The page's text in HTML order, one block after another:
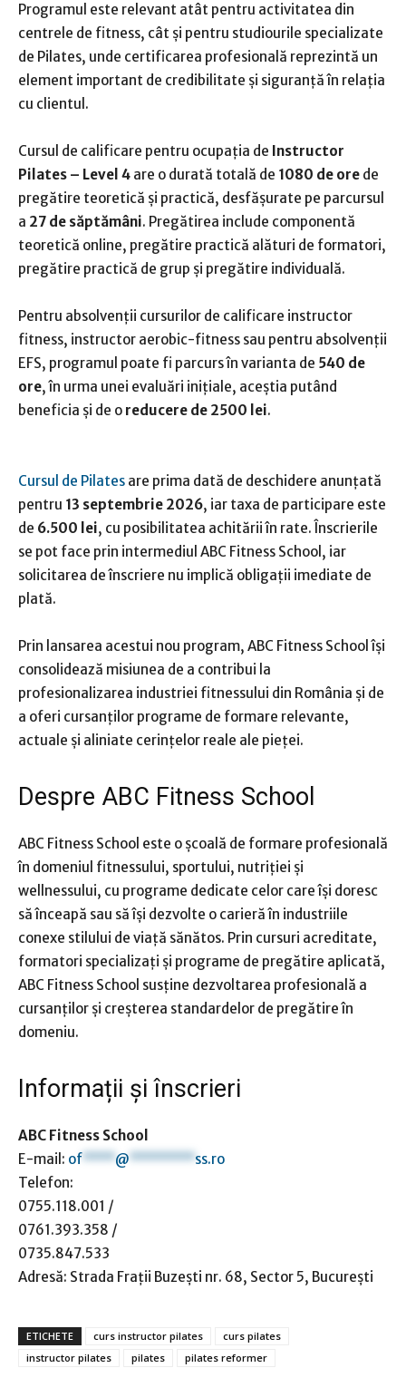
Programul este relevant atât pentru activitatea din
centrele de fitness, cât și pentru studiourile specializate
de Pilates, unde certificarea profesională reprezintă un
element important de credibilitate și siguranță în relația
cu clientul.
Cursul de calificare pentru ocupația de Instructor
Pilates – Level 4 are o durată totală de 1080 de ore de
pregătire teoretică și practică, desfășurate pe parcursul
a 27 de săptămâni. Pregătirea include componentă
teoretică online, pregătire practică alături de formatori,
pregătire practică de grup și pregătire individuală.
Pentru absolvenții cursurilor de calificare instructor
fitness, instructor aerobic-fitness sau pentru absolvenții
EFS, programul poate fi parcurs în varianta de 540 de
ore, în urma unei evaluări inițiale, aceștia putând
beneficia și de o reducere de 2500 lei.
Cursul de Pilates are prima dată de deschidere anunțată
pentru 13 septembrie 2026, iar taxa de participare este
de 6.500 lei, cu posibilitatea achitării în rate. Înscrierile
se pot face prin intermediul ABC Fitness School, iar
solicitarea de înscriere nu implică obligații imediate de
plată.
Prin lansarea acestui nou program, ABC Fitness School își
consolidează misiunea de a contribui la
profesionalizarea industriei fitnessului din România și de
a oferi cursanților programe de formare relevante,
actuale și aliniate cerințelor reale ale pieței.
Despre ABC Fitness School
ABC Fitness School este o școală de formare profesională
în domeniul fitnessului, sportului, nutriției și
wellnessului, cu programe dedicate celor care își doresc
să înceapă sau să își dezvolte o carieră în industriile
conexe stilului de viață sănătos. Prin cursuri acreditate,
formatori specializați și programe de pregătire aplicată,
ABC Fitness School susține dezvoltarea profesională a
cursanților și creșterea standardelor de pregătire în
domeniu.
Informații și înscrieri
ABC Fitness School
E-mail: of****@********ss.ro
Telefon:
0755.118.001 /
0761.393.358 /
0735.847.533
Adresă: Strada Frații Buzești nr. 68, Sector 5, București
ETICHETE curs instructor pilates
curs pilates
instructor pilates
pilates pilates reformer